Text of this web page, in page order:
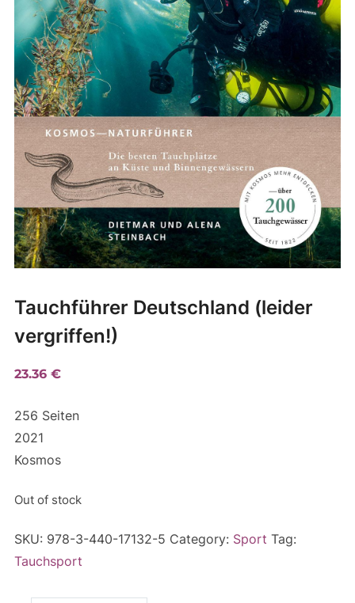
Tauchführer Deutschland (leider
vergriffen!)
23.36 €
256 Seiten
2021
Kosmos
Out of stock
SKU: 978-3-440-17132-5 Category: Sport Tag:
Tauchsport